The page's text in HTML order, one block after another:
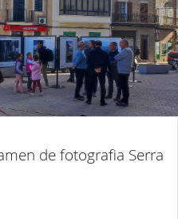
de fotografia Serra